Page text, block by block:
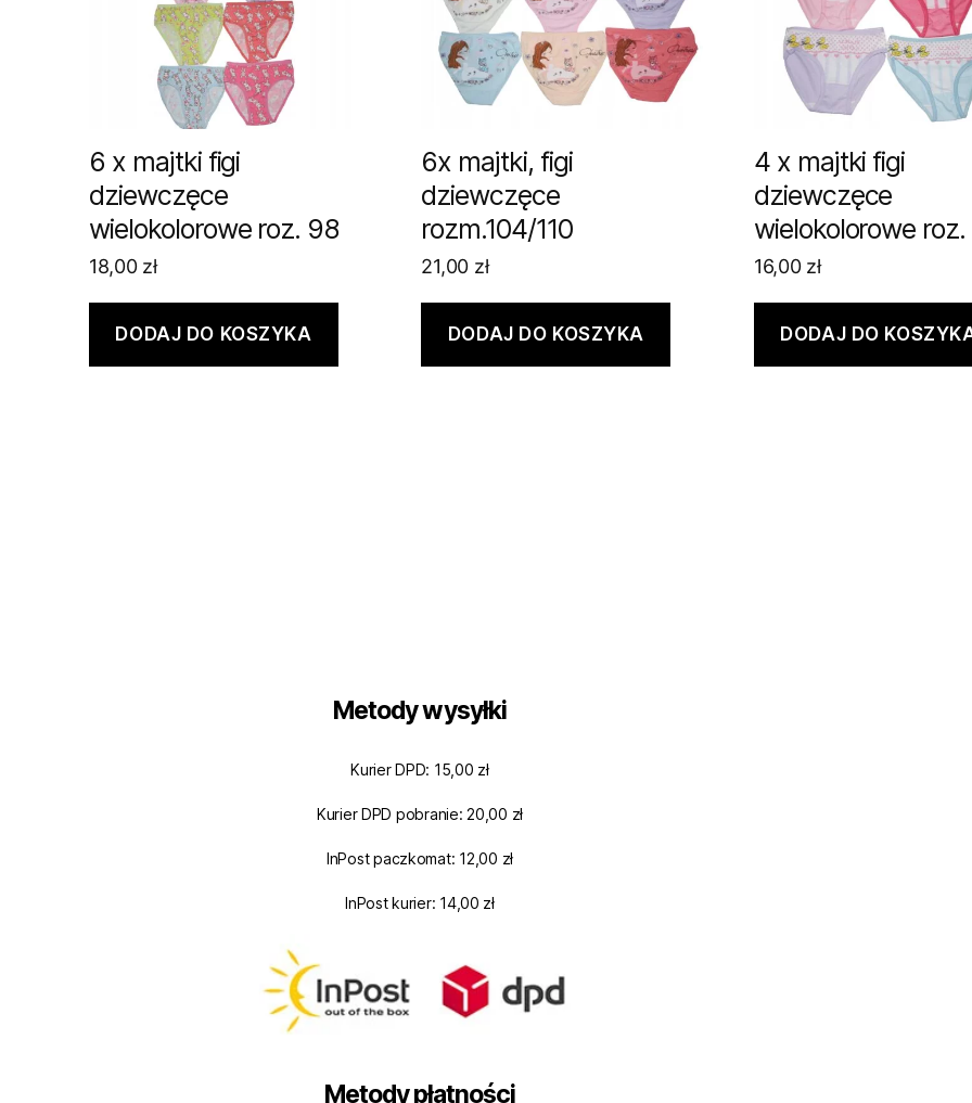
6 x majtki figi
dziewczęce
wielokolorowe roz. 98
18,00 zł
DODAJ DO KOSZYKA
6x majtki, figi
dziewczęce
rozm.104/110
21,00 zł
DODAJ DO KOSZYKA
4 x majtki figi
dziewczęce
wielokolorowe
16,00 zł
DODAJ DO
Metody wysyłki
Kurier DPD: 15,00 zł
Kurier DPD pobranie: 20,00 zł
InPost paczkomat: 12,00 zł
InPost kurier: 14,00 zł
Metody płatności